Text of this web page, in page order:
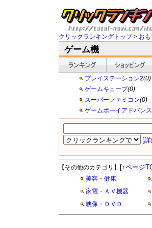
クリックランキングトップ> お
ゲーム機
プレイステーション2(0)
ゲームキューブ(0)
スーパーファミコン(0)
ゲームボーイアドバンス
[
【その他のカテゴリ】 [↑ページ
美容・健康
家電・ＡＶ機器
映像・ＤＶＤ